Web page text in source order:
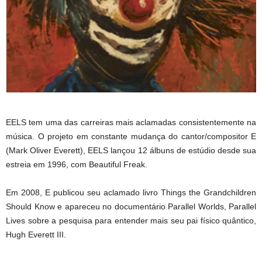
EELS tem uma das carreiras mais aclamadas consistentemente na
música. O projeto em constante mudança do cantor/compositor E
(Mark Oliver Everett), EELS lançou 12 álbuns de estúdio desde sua
estreia em 1996, com Beautiful Freak.
Em 2008, E publicou seu aclamado livro Things the Grandchildren
Should Know e apareceu no documentário Parallel Worlds, Parallel
Lives sobre a pesquisa para entender mais seu pai físico quântico,
Hugh Everett III.